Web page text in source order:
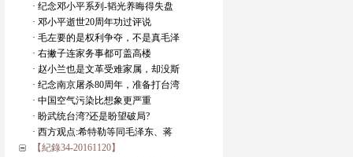
· 纪念邓小平系列-韬光养晦得失盘
· 邓小平逝世20周年功过评说
· 毛左要的是权利争夺，不是真毛泽
· 右撇子连家务事都可盖高楼
· 赵小兰也是文革受难家属，却没斯
· 纪念南京屠杀80周年，准备打台湾
· 中国空气污染比想象更严重
· 盼武统台湾?还是盼望破局?
· 西方观点:希特勒等同毛泽东、蒋
【紀錄34-20161120】